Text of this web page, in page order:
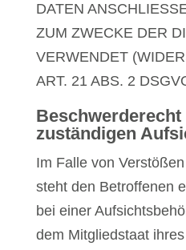
DATEN
ZUM ZWECKE DER
VERWENDET
ART. 21 ABS. 2
Beschwerde­recht
zuständigen
Im Falle von
steht den Betroffenen
bei einer
dem Mitgliedstaat